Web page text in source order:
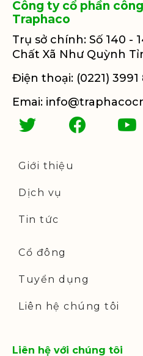
Công ty cổ phần
Traphaco
Trụ sở chính: Số 140 -
Chất Xã Như Quỳnh
Điện thoại: (0221) 3991
Emai:
Giới thiệu
Dịch vụ
Tin tức
Cổ đông
Tuyển dụng
Liên hệ chúng tôi
Liên hệ với chúng tôi